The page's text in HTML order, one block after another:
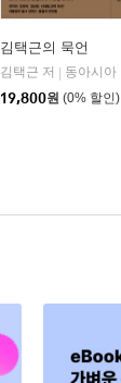
김택근의 묵언
김택근 저
동아시아
19,800원 (0% 할인)